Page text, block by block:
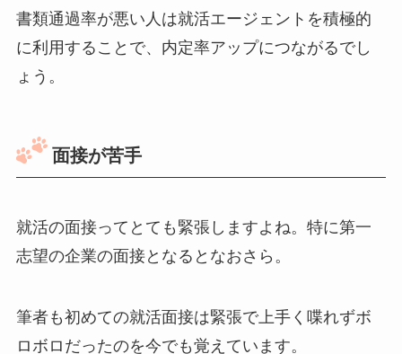
書類通過率が悪い人は就活エージェントを積極的
に利用することで、内定率アップにつながるでし
ょう。
面接が苦手
就活の面接ってとても緊張しますよね。特に第一
志望の企業の面接となるとなおさら。
筆者も初めての就活面接は緊張で上手く喋れずボ
ロボロだったのを今でも覚えています。